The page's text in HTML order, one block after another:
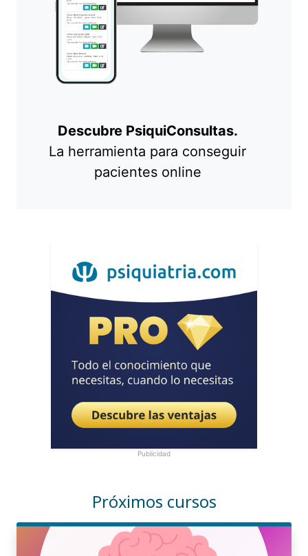
Descubre PsiquiConsultas.
La herramienta para conseguir
pacientes online
Publicidad
Próximos cursos